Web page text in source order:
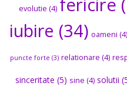
evolutie (4) fericire
iubire (34) oameni (4)
puncte forte (3) relationare (4)
sinceritate (5) sine (4) solutii